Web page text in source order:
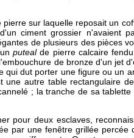
sur laquelle reposait un
ciment grossier n'avaient
de plusieurs des pièces
unputealde pierre calcaire
de bronze d'un jet
qui dut porter une figure ou un
autre table rectangulaire
; la tranche de sa
pour deux esclaves,
par une fenêtre grillée